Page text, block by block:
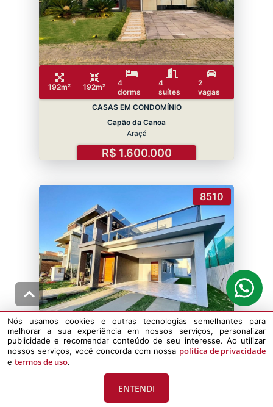
192m² 192m²
4
dorms
4
suítes
2
vagas
CASAS EM CONDOMÍNIO
Capão da Canoa
Araçá
R$ 1.600.000
8510
210m² 210m²
3
dorms
3
suítes
2
vagas
Araçá
Nós usamos cookies e outras tecnologias semelhantes para
melhorar a sua experiência em nossos serviços, personalizar
publicidade e recomendar conteúdo de seu interesse. Ao utilizar
nossos serviços, você concorda com nossa política de privacidade
e termos de uso.
ENTENDI